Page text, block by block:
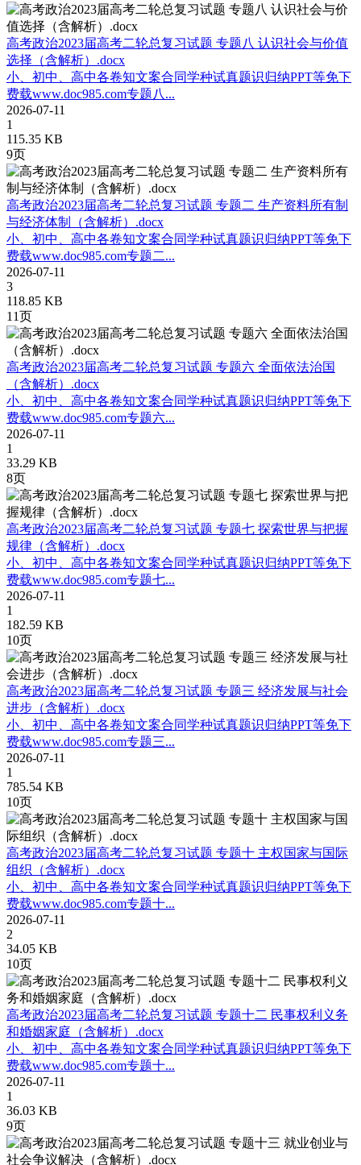
高考政治2023届高考二轮总复习试题 专题八 认识社会与价值
选择（含解析）.docx
小、初中、高中各卷知文案合同学种试真题识归纳PPT等免下
费载www.doc985.com专题八...
2026-07-11
1
115.35 KB
9页
高考政治2023届高考二轮总复习试题 专题二 生产资料所有制
与经济体制（含解析）.docx
小、初中、高中各卷知文案合同学种试真题识归纳PPT等免下
费载www.doc985.com专题二...
2026-07-11
3
118.85 KB
11页
高考政治2023届高考二轮总复习试题 专题六 全面依法治国
（含解析）.docx
小、初中、高中各卷知文案合同学种试真题识归纳PPT等免下
费载www.doc985.com专题六...
2026-07-11
1
33.29 KB
8页
高考政治2023届高考二轮总复习试题 专题七 探索世界与把握
规律（含解析）.docx
小、初中、高中各卷知文案合同学种试真题识归纳PPT等免下
费载www.doc985.com专题七...
2026-07-11
1
182.59 KB
10页
高考政治2023届高考二轮总复习试题 专题三 经济发展与社会
进步（含解析）.docx
小、初中、高中各卷知文案合同学种试真题识归纳PPT等免下
费载www.doc985.com专题三...
2026-07-11
1
785.54 KB
10页
高考政治2023届高考二轮总复习试题 专题十 主权国家与国际
组织（含解析）.docx
小、初中、高中各卷知文案合同学种试真题识归纳PPT等免下
费载www.doc985.com专题十...
2026-07-11
2
34.05 KB
10页
高考政治2023届高考二轮总复习试题 专题十二 民事权利义务
和婚姻家庭（含解析）.docx
小、初中、高中各卷知文案合同学种试真题识归纳PPT等免下
费载www.doc985.com专题十...
2026-07-11
1
36.03 KB
9页